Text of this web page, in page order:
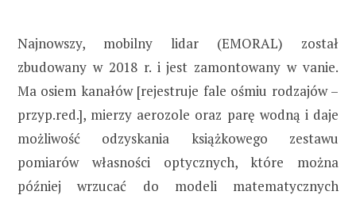
Najnowszy, mobilny lidar (EMORAL) został
zbudowany w 2018 r. i jest zamontowany w vanie.
Ma osiem kanałów [rejestruje fale ośmiu rodzajów –
przyp.red.], mierzy aerozole oraz parę wodną i daje
możliwość odzyskania książkowego zestawu
pomiarów własności optycznych, które można
później wrzucać do modeli matematycznych